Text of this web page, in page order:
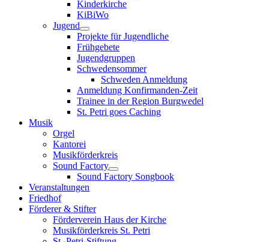
Kinderkirche
KiBiWo
Jugend
Projekte für Jugendliche
Frühgebete
Jugendgruppen
Schwedensommer
Schweden Anmeldung
Anmeldung Konfirmanden-Zeit
Trainee in der Region Burgwedel
St. Petri goes Caching
Musik
Orgel
Kantorei
Musikförderkreis
Sound Factory
Sound Factory Songbook
Veranstaltungen
Friedhof
Förderer & Stifter
Förderverein Haus der Kirche
Musikförderkreis St. Petri